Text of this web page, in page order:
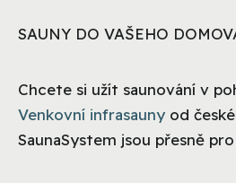
SAUNY DO VAŠEHO
Chcete si užít saunování v
Venkovní infrasauny od
SaunaSystem jsou přesně pro